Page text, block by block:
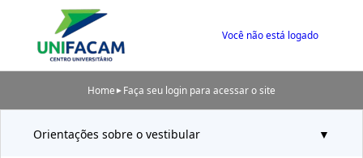
Você não está logado
Home ► Faça seu login para acessar o site
Orientações sobre o vestibular